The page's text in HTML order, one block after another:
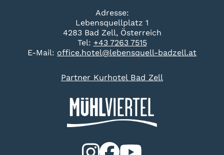
Adresse:
Lebensquellplatz 1
4283 Bad Zell, Österreich
Tel: +43 7263 7515
E-Mail: office.hotel@lebensquell-badzell.at
Partner Kurhotel Bad Zell